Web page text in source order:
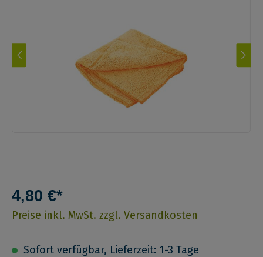
4,80 €*
Preise inkl. MwSt. zzgl. Versandkosten
Sofort verfügbar, Lieferzeit: 1-3 Tage